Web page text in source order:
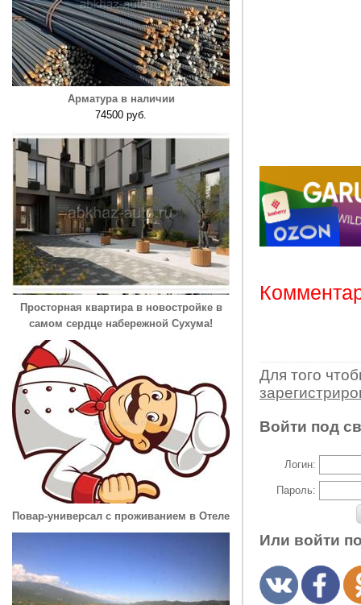
Арматура в наличии
74500 руб.
Просторная квартира в новостройке в
самом сердце набережной Сухума!
Повар-универсал с проживанием в Отеле
Для того
Войти под
Логин:
Пароль:
Или войти